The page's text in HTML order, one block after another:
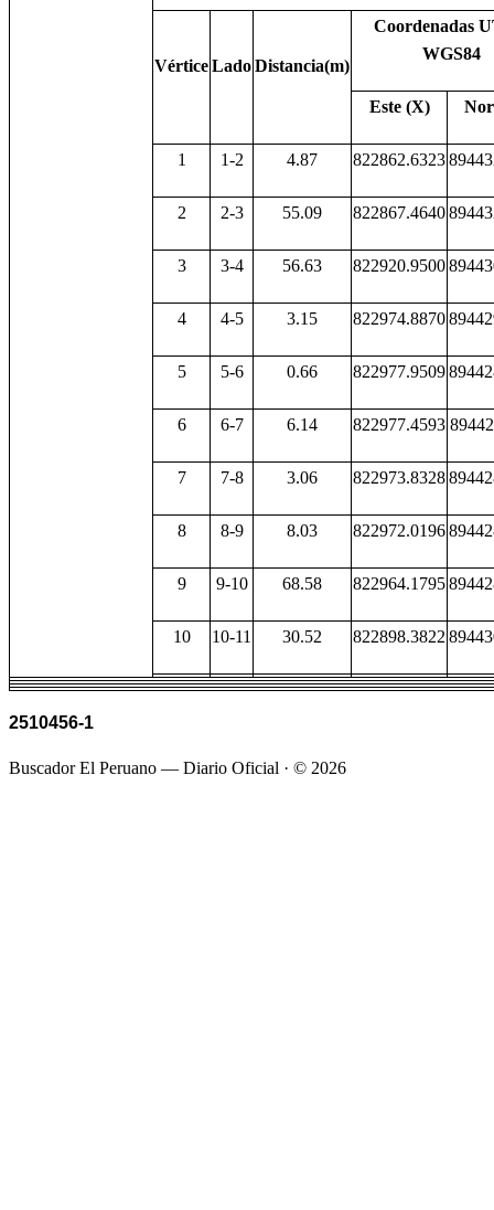
VérticeLadoDistancia(m)
Coordenadas
WGS84
Este (X)
1 1-2 4.87 822862.6323
2 2-3 55.09 822867.4640
3 3-4 56.63 822920.9500
4 4-5 3.15 822974.8870
5 5-6 0.66 822977.9509
6 6-7 6.14 822977.4593
7 7-8 3.06 822973.8328
8 8-9 8.03 822972.0196
9 9-10 68.58 822964.1795
10 10-11 30.52 822898.3822
2510456-1
Buscador El Peruano — Diario Oficial · © 2026